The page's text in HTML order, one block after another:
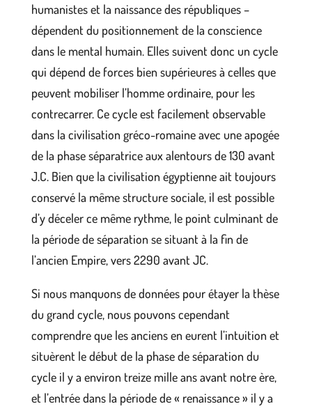
humanistes et la naissance des républiques –
dépendent du positionnement de la conscience
dans le mental humain. Elles suivent donc un cycle
qui dépend de forces bien supérieures à celles que
peuvent mobiliser l’homme ordinaire, pour les
contrecarrer. Ce cycle est facilement observable
dans la civilisation gréco-romaine avec une apogée
de la phase séparatrice aux alentours de 130 avant
J.C. Bien que la civilisation égyptienne ait toujours
conservé la même structure sociale, il est possible
d’y déceler ce même rythme, le point culminant de
la période de séparation se situant à la fin de
l’ancien Empire, vers 2290 avant JC.
Si nous manquons de données pour étayer la thèse
du grand cycle, nous pouvons cependant
comprendre que les anciens en eurent l’intuition et
situèrent le début de la phase de séparation du
cycle il y a environ treize mille ans avant notre ère,
et l’entrée dans la période de « renaissance » il y a